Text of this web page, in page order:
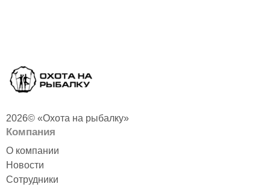
2026© «Охота на рыбалку»
Компания
О компании
Новости
Сотрудники